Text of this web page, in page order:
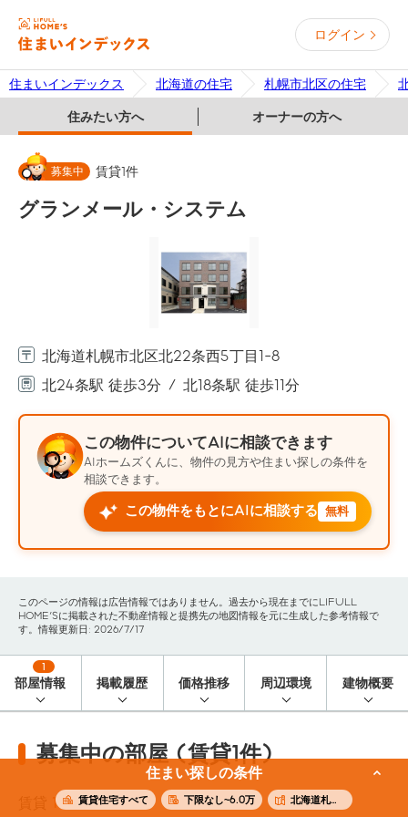
ログイン
住まいインデックス 北海道の住宅 札幌市北区の住宅
住みたい方へ オーナーの方へ
住まい探しの条件
賃貸住宅すべて 下限なし~6.0万 北海道札幌市北区
募集中 賃貸1件
グランメール・システム
北海道札幌市北区北22条西5丁目1-8
北24条駅 徒歩3分
北18条駅 徒歩11分
この物件についてAIに相談できます
AIホームズくんに、物件の見方や住まい探しの条件を
相談できます。
この物件をもとにAIに相談する 無料
このページの情報は広告情報ではありません。過去から現在までにLIFULL
HOME'Sに掲載された不動産情報と提携先の地図情報を元に生成した参考情報で
す。情報更新日: 2026/7/17
部屋情報
1
掲載履歴 価格推移 周辺環境 建物概要
募集中の部屋 (賃貸1件)
1 件